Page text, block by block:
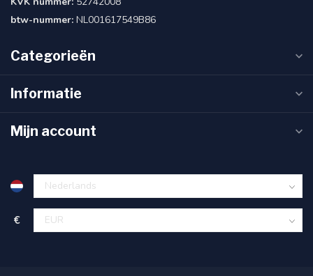
btw-nummer: NL001617549B86
Categorieën
Informatie
Mijn account
€